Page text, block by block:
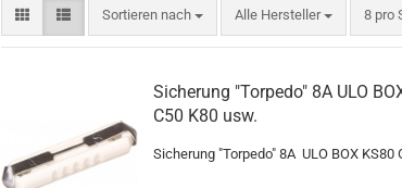
Sortieren nach
Sortieren nach Alle Hersteller 8 pro
pro
Sicherung "Torpedo" 8A ULO
C50 K80 usw.
Sicherung "Torpedo" 8A ULO BOX KS80